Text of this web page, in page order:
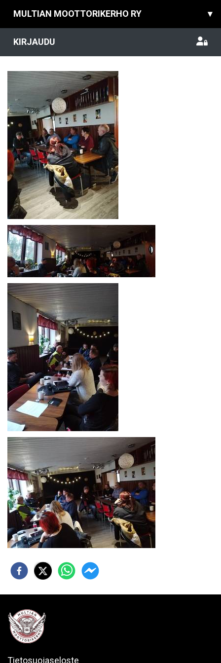
MULTIAN MOOTTORIKERHO RY ▾
KIRJAUDU
Tietosuojaseloste